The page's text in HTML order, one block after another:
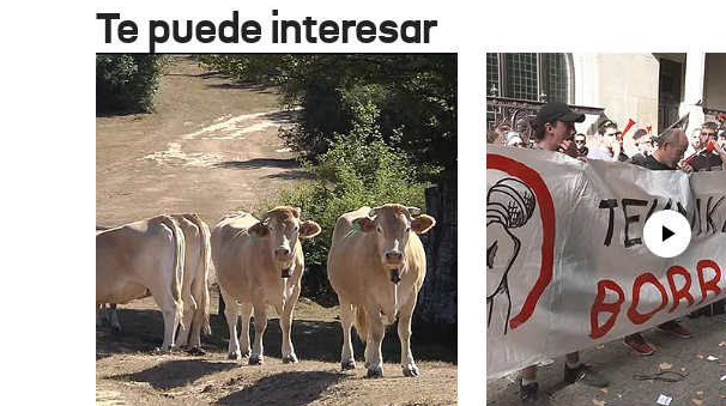
Te puede interesar